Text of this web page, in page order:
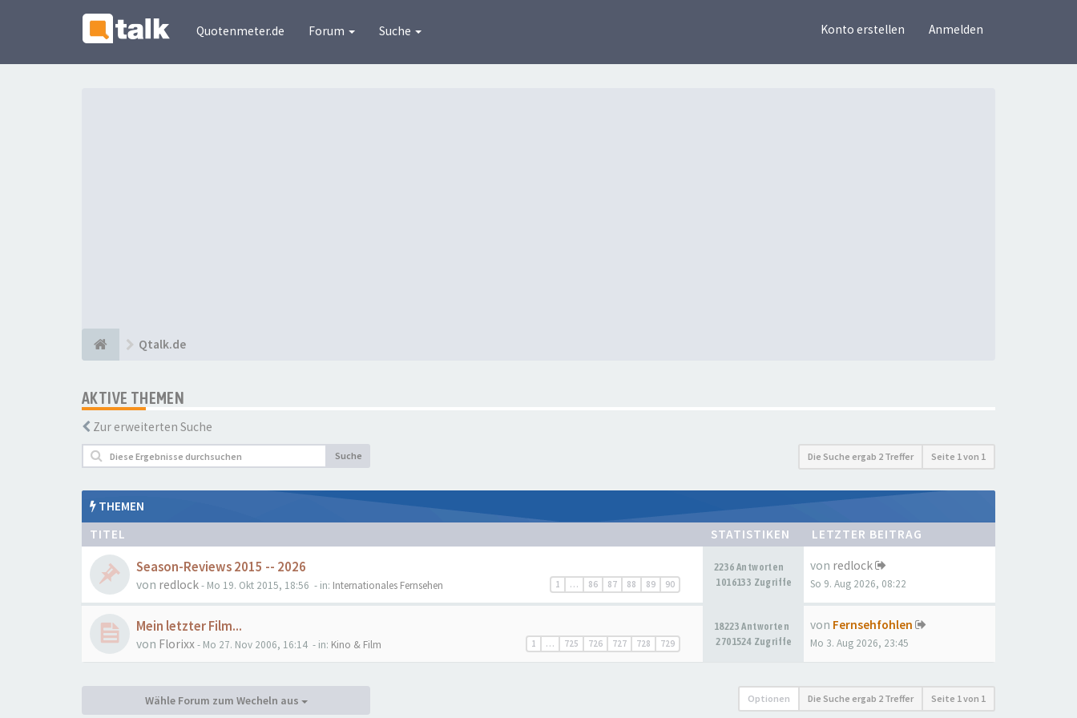
Quotenmeter.de Forum Suche Konto erstellen Anmelden
Qtalk.de
AKTIVE THEMEN
Zur erweiterten Suche
Suche Die Suche ergab 2 Treffer Seite 1von 1
THEMEN
TITEL
STATISTIKEN LETZTER BEITRAG
Season-Reviews 2015 -- 2026
1 … 86 87 88 89 90
von redlock- Mo 19. Okt 2015, 18:56 - in: Internationales Fernsehen
2236 Antworten
1016133 Zugriffe
von redlock
So 9. Aug 2026, 08:22
Mein letzter Film...
1 … 725 726 727 728 729
von Florixx- Mo 27. Nov 2006, 16:14 - in: Kino & Film
18223 Antworten
2701524 Zugriffe
von Fernsehfohlen
Mo 3. Aug 2026, 23:45
Optionen Die Suche ergab 2 Treffer Seite 1von 1
Wähle Forum zum Wecheln aus